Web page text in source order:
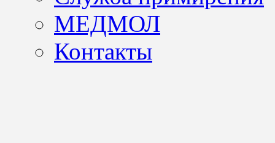
МЕДМОЛ
Контакты